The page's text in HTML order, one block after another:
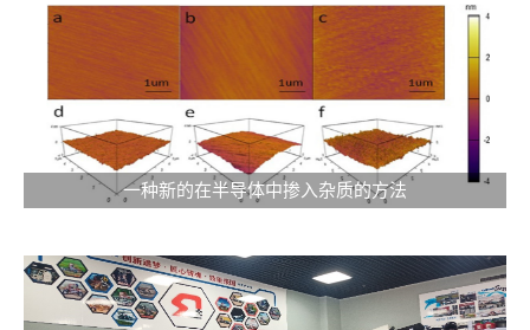
一种新的在半导体中掺入杂质的方法